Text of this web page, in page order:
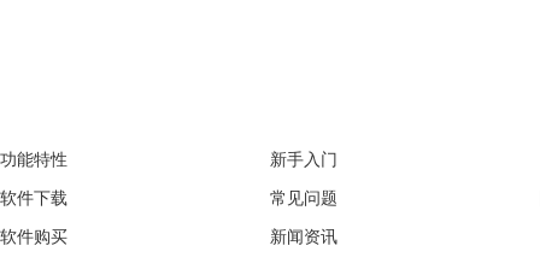
功能特性
软件下载
软件购买
新手入门
常见问题
新闻资讯